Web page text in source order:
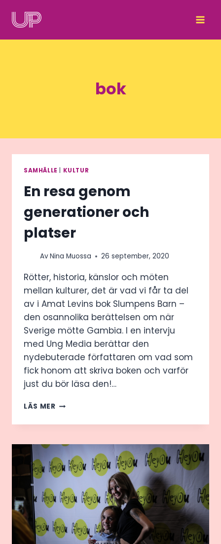
bok
SAMHÄLLE KULTUR
En resa genom
generationer och
platser
AvNina Muossa 26 september, 2020
Rötter, historia, känslor och möten
mellan kulturer, det är vad vi får ta del
av i Amat Levins bok Slumpens Barn –
den osannolika berättelsen om när
Sverige mötte Gambia. I en intervju
med Ung Media berättar den
nydebuterade författaren om vad som
fick honom att skriva boken och varför
just du bör läsa den!…
LÄS MEREN
GENOM
OCH
PLATSER